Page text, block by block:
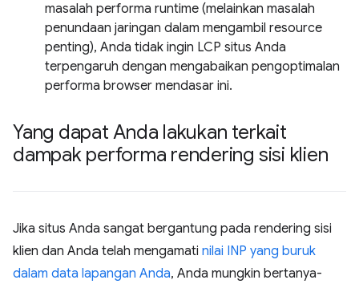
masalah performa runtime (melainkan masalah
penundaan jaringan dalam mengambil resource
penting), Anda tidak ingin LCP situs Anda
terpengaruh dengan mengabaikan pengoptimalan
performa browser mendasar ini.
Yang dapat Anda lakukan terkait
dampak performa rendering sisi klien
Jika situs Anda sangat bergantung pada rendering sisi
klien dan Anda telah mengamati nilai INP yang buruk
dalam data lapangan Anda, Anda mungkin bertanya-